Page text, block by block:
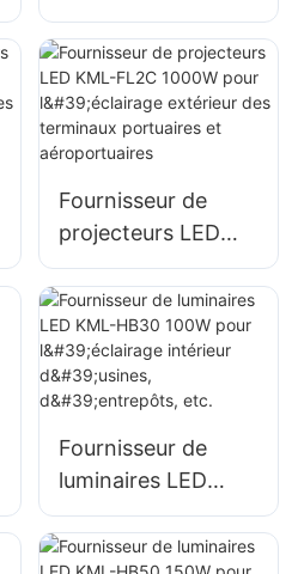
KML-FL2C 500W
pour l'éclairage des
façades de
bâtiments et des
chantiers de
Fournisseur de
projecteurs LED
KML-FL2C 1000W
pour l'éclairage
extérieur des
terminaux
portuaires et
Fournisseur de
luminaires LED
KML-HB30 100W
pour l'éclairage